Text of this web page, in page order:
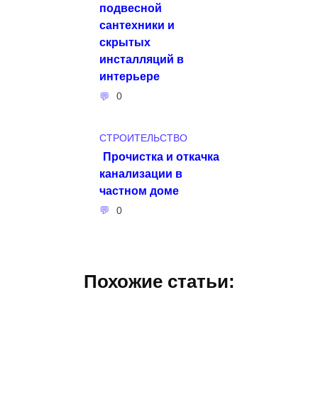
подвесной
сантехники и
скрытых
инсталляций в
интерьере
0
СТРОИТЕЛЬСТВО
Прочистка и откачка
канализации в
частном доме
0
Похожие статьи: